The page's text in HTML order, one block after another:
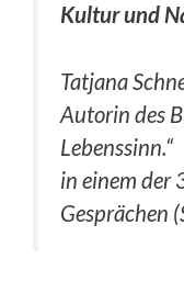
Kultur und
Tatjana
Autorin des
Lebenssinn.“
in einem der
Gesprächen